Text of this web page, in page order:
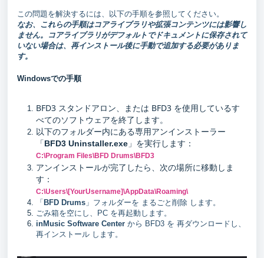
この問題を解決するには、以下の手順を参照してください。
なお、これらの手順はコアライブラリや拡張コンテンツには影響し
ません。コアライブラリがデフォルトでドキュメントに保存されて
いない場合は、再インストール後に手動で追加する必要がありま
す。
Windowsでの手順
BFD3 スタンドアロン、または BFD3 を使用しているす
べてのソフトウェアを終了します。
以下のフォルダー内にある専用アンインストーラー
「BFD3 Uninstaller.exe 」を実行します：
C:\Program Files\BFD Drums\BFD3
アンインストールが完了したら、次の場所に移動しま
す：
C:\Users\[YourUsername]\AppData\Roaming\
「 BFD Drums 」フォルダーを まるごと削除 します。
ごみ箱を空にし、PC を再起動します。
inMusic Software Center から BFD3 を 再ダウンロードし、
再インストール します。